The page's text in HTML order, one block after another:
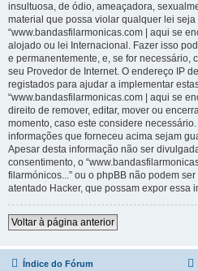
insultuosa, de ódio, ameaçadora,
material que possa violar qualquer lei
“www.bandasfilarmonicas.com | aqui se
alojado ou lei Internacional. Fazer isso
e permanentemente, e, se for necessário,
seu Provedor de Internet. O endereço IP
registados para ajudar a implementar
“www.bandasfilarmonicas.com | aqui se
direito de remover, editar, mover ou
momento, caso este considere
informações que forneceu acima sejam
Apesar desta informação não ser
consentimento, o
filarmónicos...” ou o phpBB não podem
atentado Hacker, que possam expor essa
Voltar à página anterior
Índice do Fórum